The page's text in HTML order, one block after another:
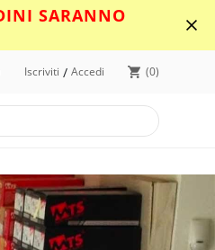
SARANNO
Iscriviti / Accedi 0